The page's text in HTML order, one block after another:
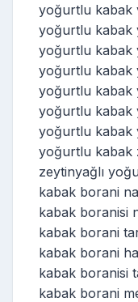
yoğurtlu kabak
yoğurtlu kabak
yoğurtlu kabak
yoğurtlu kabak
yoğurtlu kabak
yoğurtlu kabak
yoğurtlu kabak
yoğurtlu kabak
zeytinyağlı
kabak borani
kabak boranisi
kabak borani
kabak borani
kabak boranisi
kabak borani